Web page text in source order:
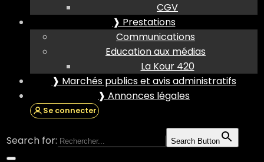
CGV
❱ Prestations
Communications
Education aux médias
La Kour 420
❱ Marchés publics et avis administratifs
❱ Annonces légales
Se connecter
Search for: Search Button